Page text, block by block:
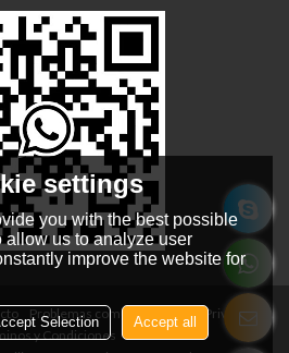
Problemas comunes
Noticia Privada
y Condiciones
settings
you with the best possible
us to analyze user
improve the website for
Selection Accept all